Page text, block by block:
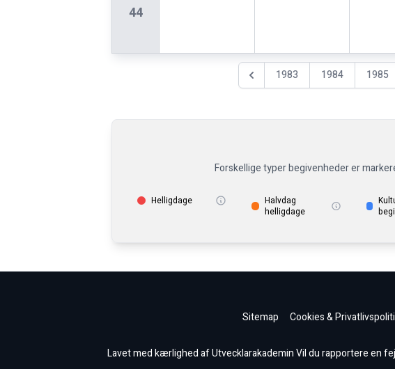
44
Föregående år
1983 1984 1985
Forskellige typer begivenheder er
Helligdage
Halvdag
helligdage
Sitemap Cookies &
Lavet med kærlighed af Utvecklarakademin Vil du rapportere en